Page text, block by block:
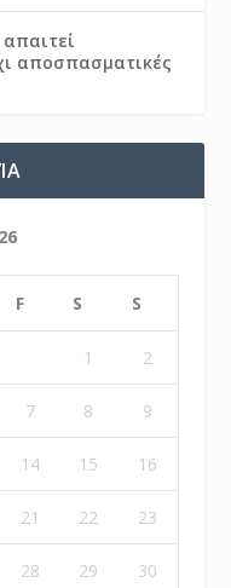
αποσπασματικές
F S S
1 2
7 8 9
14 15 16
21 22 23
28 29 30